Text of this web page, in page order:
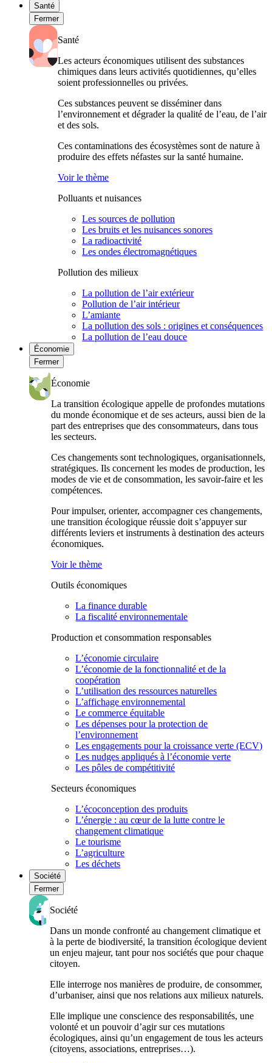
Santé
Fermer
Santé
Les acteurs économiques utilisent des substances
chimiques dans leurs activités quotidiennes, qu’elles
soient professionnelles ou privées.
Ces substances peuvent se disséminer dans
l’environnement et dégrader la qualité de l’eau, de l’air
et des sols.
Ces contaminations des écosystèmes sont de nature à
produire des effets néfastes sur la santé humaine.
Voir le thème
Polluants et nuisances
Les sources de pollution
Les bruits et les nuisances sonores
La radioactivité
Les ondes électromagnétiques
Pollution des milieux
La pollution de l’air extérieur
Pollution de l’air intérieur
L’amiante
La pollution des sols : origines et conséquences
La pollution de l’eau douce
Économie
Fermer
Économie
La transition écologique appelle de profondes mutations
du monde économique et de ses acteurs, aussi bien de la
part des entreprises que des consommateurs, dans tous
les secteurs.
Ces changements sont technologiques, organisationnels,
stratégiques. Ils concernent les modes de production, les
modes de vie et de consommation, les savoir-faire et les
compétences.
Pour impulser, orienter, accompagner ces changements,
une transition écologique réussie doit s’appuyer sur
différents leviers et instruments à destination des acteurs
économiques.
Voir le thème
Outils économiques
La finance durable
La fiscalité environnementale
Production et consommation responsables
L’économie circulaire
L’économie de la fonctionnalité et de la
coopération
L’utilisation des ressources naturelles
L’affichage environnemental
Le commerce équitable
Les dépenses pour la protection de
l’environnement
Les engagements pour la croissance verte (ECV)
Les nudges appliqués à l’économie verte
Les pôles de compétitivité
Secteurs économiques
L’écoconception des produits
L’énergie : au cœur de la lutte contre le
changement climatique
Le tourisme
L’agriculture
Les déchets
Société
Fermer
Société
Dans un monde confronté au changement climatique et
à la perte de biodiversité, la transition écologique devient
un enjeu majeur, tant pour nos sociétés que pour chaque
citoyen.
Elle interroge nos manières de produire, de consommer,
d’urbaniser, ainsi que nos relations aux milieux naturels.
Elle implique une conscience des responsabilités, une
volonté et un pouvoir d’agir sur ces mutations
écologiques, ainsi qu’un engagement de tous les acteurs
(citoyens, associations, entreprises…).